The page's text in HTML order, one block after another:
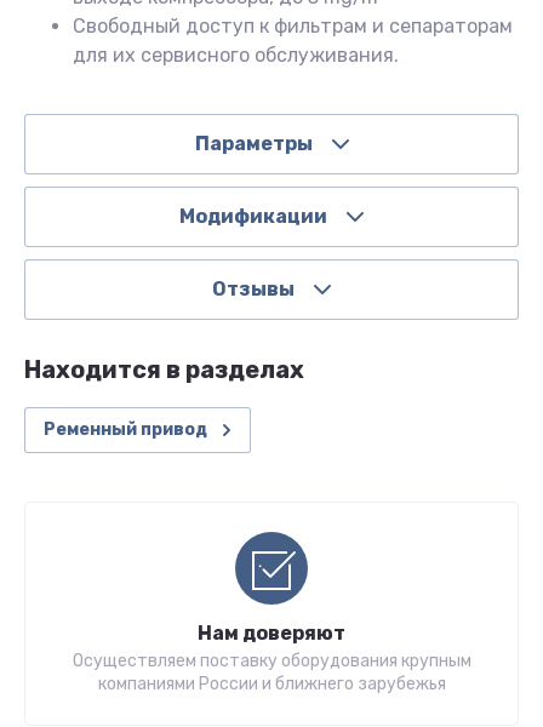
Свободный доступ к фильтрам и сепараторам
для их сервисного обслуживания.
Параметры
Модификации
Отзывы
Находится в разделах
Ременный привод
Нам доверяют
Осуществляем поставку оборудования крупным
компаниями России и ближнего зарубежья